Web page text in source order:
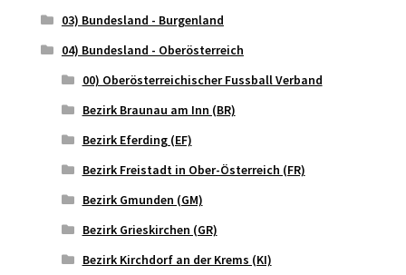
03) Bundesland - Burgenland
04) Bundesland - Oberösterreich
00) Oberösterreichischer Fussball Verband
Bezirk Braunau am Inn (BR)
Bezirk Eferding (EF)
Bezirk Freistadt in Ober-Österreich (FR)
Bezirk Gmunden (GM)
Bezirk Grieskirchen (GR)
Bezirk Kirchdorf an der Krems (KI)